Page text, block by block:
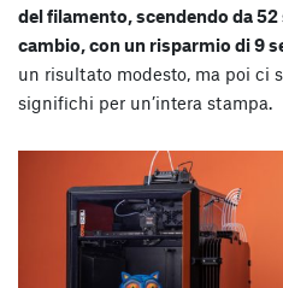
del filamento, scendendo da 52
cambio, con un risparmio di 9
un risultato modesto, ma poi ci
significhi per un’intera stampa.